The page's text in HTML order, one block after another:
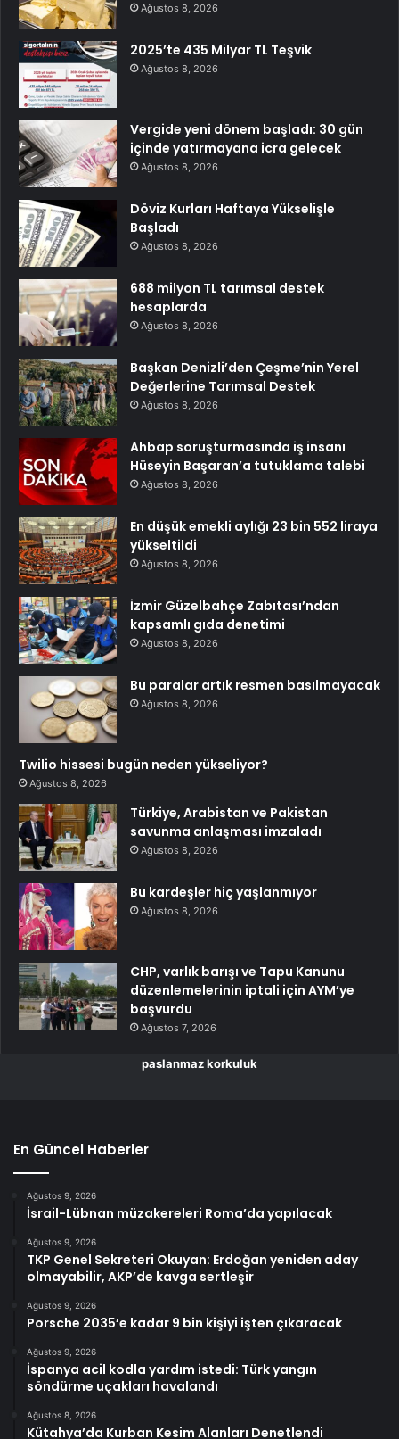
Ağustos 8, 2026
2025’te 435 Milyar TL Teşvik
Ağustos 8, 2026
Vergide yeni dönem başladı: 30 gün
içinde yatırmayana icra gelecek
Ağustos 8, 2026
Döviz Kurları Haftaya Yükselişle
Başladı
Ağustos 8, 2026
688 milyon TL tarımsal destek
hesaplarda
Ağustos 8, 2026
Başkan Denizli’den Çeşme’nin Yerel
Değerlerine Tarımsal Destek
Ağustos 8, 2026
Ahbap soruşturmasında iş insanı
Hüseyin Başaran’a tutuklama talebi
Ağustos 8, 2026
En düşük emekli aylığı 23 bin 552 liraya
yükseltildi
Ağustos 8, 2026
İzmir Güzelbahçe Zabıtası’ndan
kapsamlı gıda denetimi
Ağustos 8, 2026
Bu paralar artık resmen basılmayacak
Ağustos 8, 2026
Twilio hissesi bugün neden yükseliyor?
Ağustos 8, 2026
Türkiye, Arabistan ve Pakistan
savunma anlaşması imzaladı
Ağustos 8, 2026
Bu kardeşler hiç yaşlanmıyor
Ağustos 8, 2026
CHP, varlık barışı ve Tapu Kanunu
düzenlemelerinin iptali için AYM’ye
başvurdu
Ağustos 7, 2026
paslanmaz korkuluk
En Güncel Haberler
Ağustos 9, 2026
İsrail-Lübnan müzakereleri Roma’da yapılacak
Ağustos 9, 2026
TKP Genel Sekreteri Okuyan: Erdoğan yeniden aday
olmayabilir, AKP’de kavga sertleşir
Ağustos 9, 2026
Porsche 2035’e kadar 9 bin kişiyi işten çıkaracak
Ağustos 9, 2026
İspanya acil kodla yardım istedi: Türk yangın
söndürme uçakları havalandı
Ağustos 8, 2026
Kütahya’da Kurban Kesim Alanları Denetlendi